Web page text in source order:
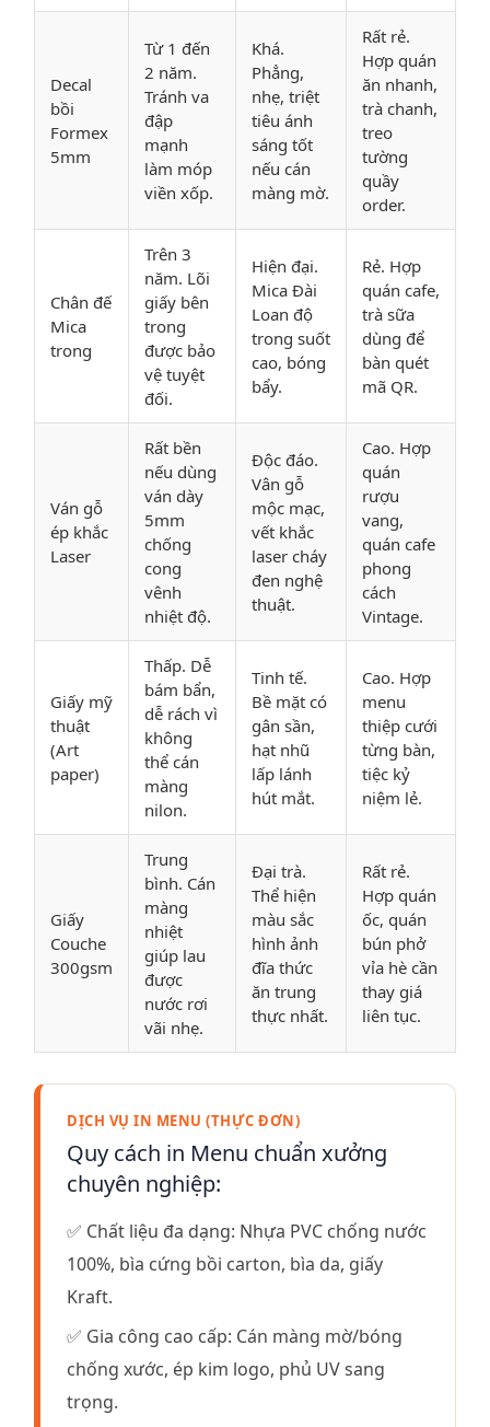
Decal
bồi
Formex
5mm
Từ 1 đến
2 năm.
Tránh va
đập
mạnh
làm móp
viền xốp.
Khá.
Phẳng,
nhẹ, triệt
tiêu ánh
sáng tốt
nếu cán
màng mờ.
Rất rẻ.
Hợp quán
ăn nhanh,
trà chanh,
treo
tường
quầy
order.
Chân đế
Mica
trong
Trên 3
năm. Lõi
giấy bên
trong
được bảo
vệ tuyệt
đối.
Hiện đại.
Mica Đài
Loan độ
trong suốt
cao, bóng
bẩy.
Rẻ. Hợp
quán cafe,
trà sữa
dùng để
bàn quét
mã QR.
Ván gỗ
ép khắc
Laser
Rất bền
nếu dùng
ván dày
5mm
chống
cong
vênh
nhiệt độ.
Độc đáo.
Vân gỗ
mộc mạc,
vết khắc
laser cháy
đen nghệ
thuật.
Cao. Hợp
quán
rượu
vang,
quán cafe
phong
cách
Vintage.
Giấy mỹ
thuật
(Art
paper)
Thấp. Dễ
bám bẩn,
dễ rách vì
không
thể cán
màng
nilon.
Tinh tế.
Bề mặt có
gân sần,
hạt nhũ
lấp lánh
hút mắt.
Cao. Hợp
menu
thiệp cưới
từng bàn,
tiệc kỷ
niệm lẻ.
Giấy
Couche
300gsm
Trung
bình. Cán
màng
nhiệt
giúp lau
được
nước rơi
vãi nhẹ.
Đại trà.
Thể hiện
màu sắc
hình ảnh
đĩa thức
ăn trung
thực nhất.
Rất rẻ.
Hợp quán
ốc, quán
bún phở
vỉa hè cần
thay giá
liên tục.
DỊCH VỤ IN MENU (THỰC ĐƠN)
Quy cách in Menu chuẩn xưởng
chuyên nghiệp:
✅ Chất liệu đa dạng: Nhựa PVC chống nước
100%, bìa cứng bồi carton, bìa da, giấy
Kraft.
✅ Gia công cao cấp: Cán màng mờ/bóng
chống xước, ép kim logo, phủ UV sang
trọng.